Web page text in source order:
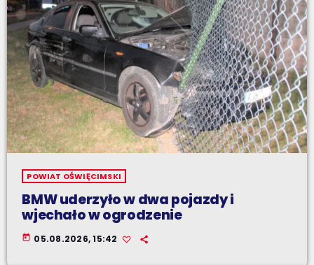
POWIAT OŚWIĘCIMSKI
BMW uderzyło w dwa pojazdy i
wjechało w ogrodzenie
today 05.08.2026, 15:42